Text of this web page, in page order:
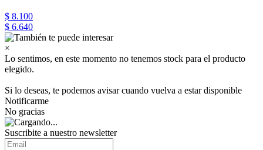
$ 8.100
$ 6.640
×
Lo sentimos, en este momento no tenemos stock para el producto
elegido.
Si lo deseas, te podemos avisar cuando vuelva a estar disponible
Notificarme
No gracias
Suscribite a nuestro newsletter